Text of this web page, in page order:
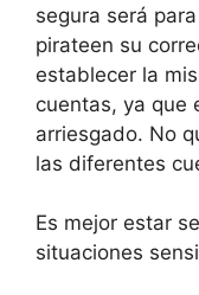
segura será
pirateen su
establecer la
cuentas, ya que
arriesgado. No
las diferentes
Es mejor estar
situaciones